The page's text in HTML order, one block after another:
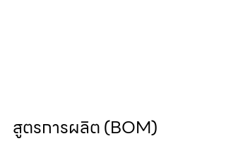
สูตรการผลิต (BOM)